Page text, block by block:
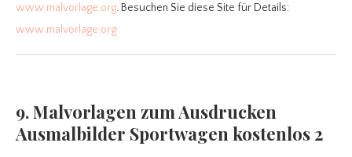
www.malvorlage.org. Besuchen Sie diese Site für Details:
www.malvorlage.org
9. Malvorlagen zum Ausdrucken
Ausmalbilder Sportwagen kostenlos 2